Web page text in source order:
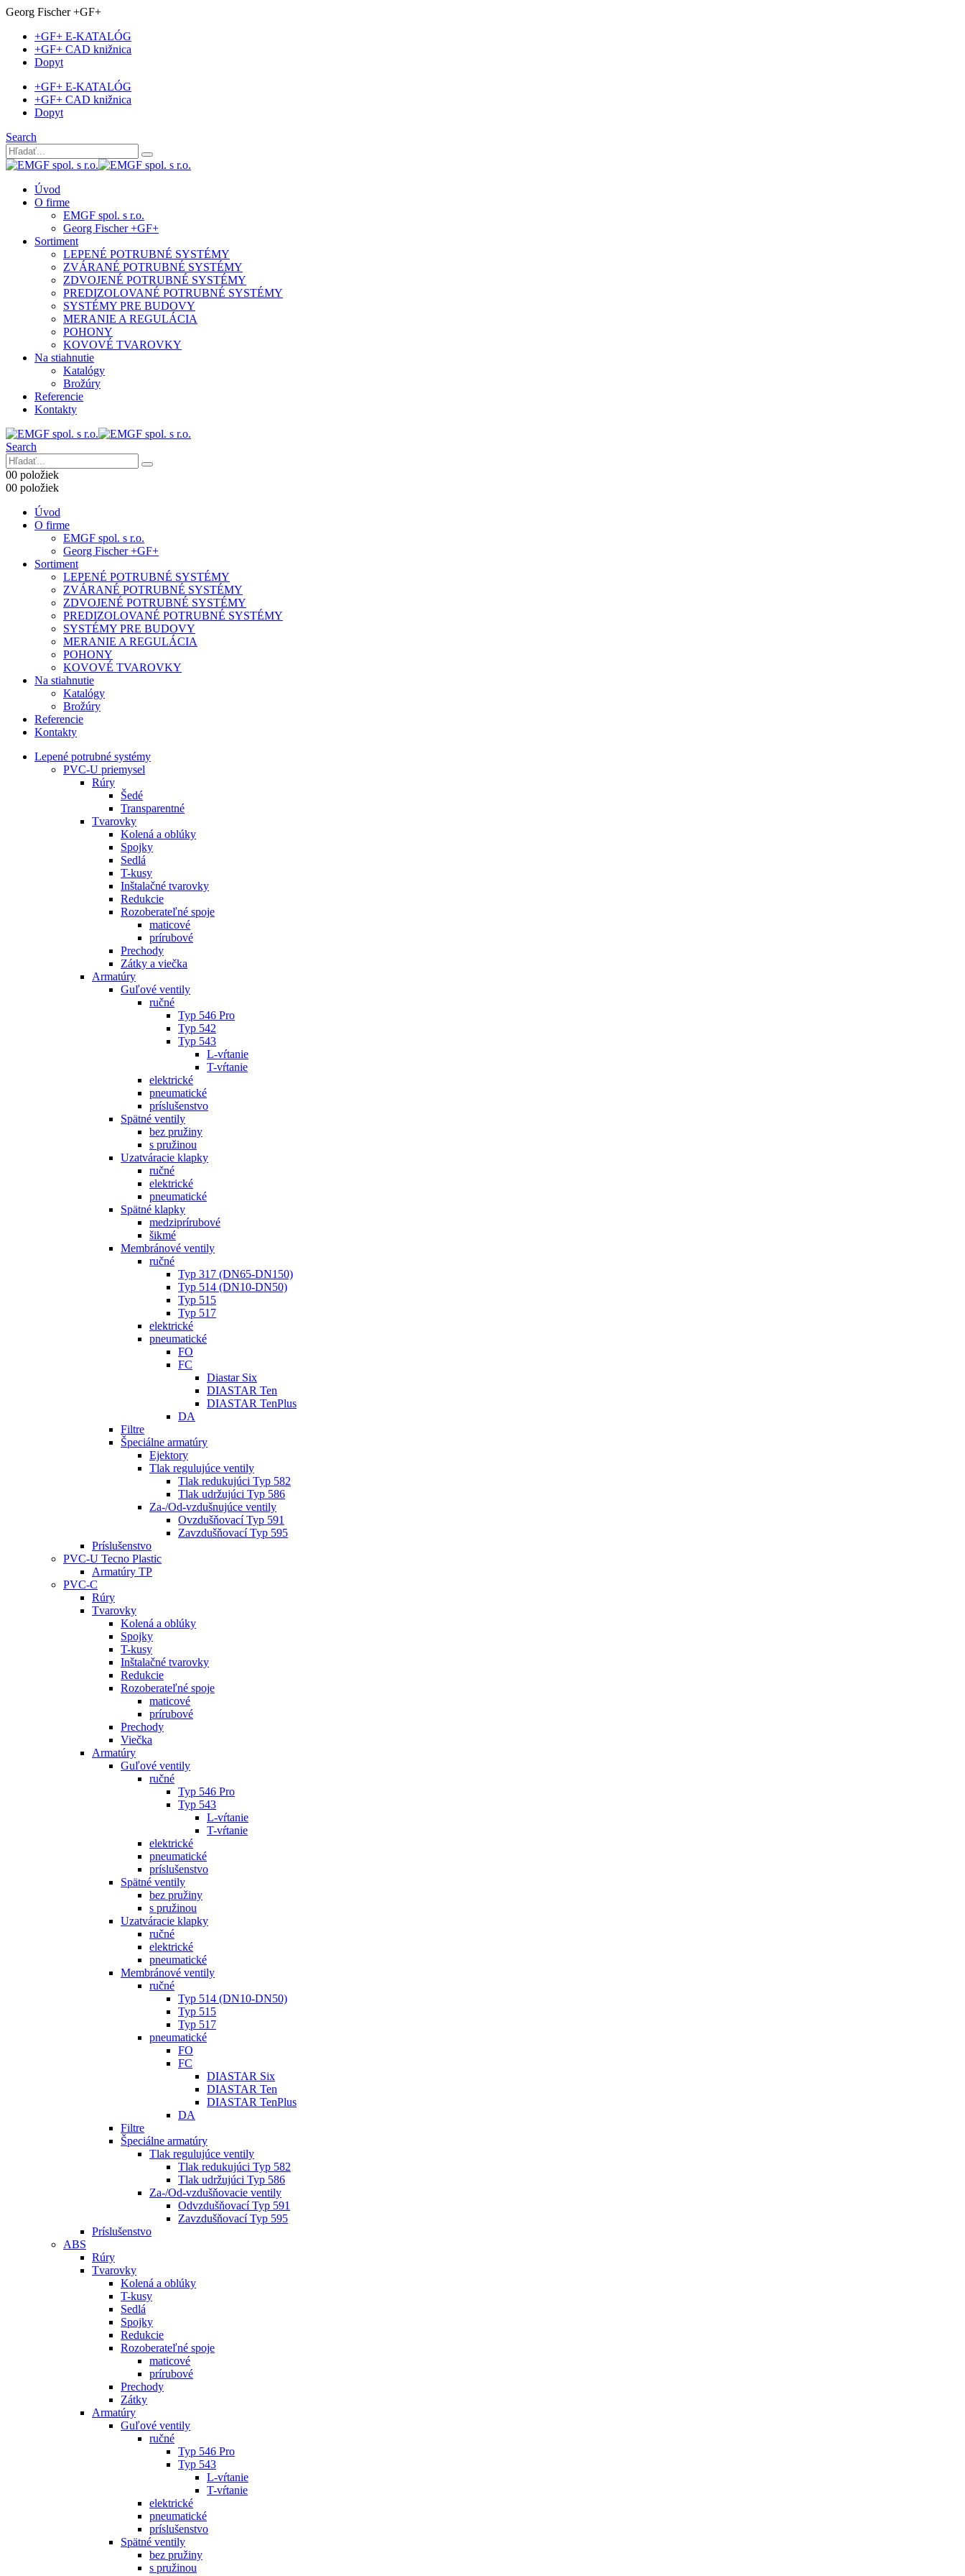
Georg Fischer +GF+
+GF+ E-KATALÓG
+GF+ CAD knižnica
Dopyt
+GF+ E-KATALÓG
+GF+ CAD knižnica
Dopyt
Search
Úvod
O firme
EMGF spol. s r.o.
Georg Fischer +GF+
Sortiment
LEPENÉ POTRUBNÉ SYSTÉMY
ZVÁRANÉ POTRUBNÉ SYSTÉMY
ZDVOJENÉ POTRUBNÉ SYSTÉMY
PREDIZOLOVANÉ POTRUBNÉ SYSTÉMY
SYSTÉMY PRE BUDOVY
MERANIE A REGULÁCIA
POHONY
KOVOVÉ TVAROVKY
Na stiahnutie
Katalógy
Brožúry
Referencie
Kontakty
Search
00 položiek
00 položiek
Úvod
O firme
EMGF spol. s r.o.
Georg Fischer +GF+
Sortiment
LEPENÉ POTRUBNÉ SYSTÉMY
ZVÁRANÉ POTRUBNÉ SYSTÉMY
ZDVOJENÉ POTRUBNÉ SYSTÉMY
PREDIZOLOVANÉ POTRUBNÉ SYSTÉMY
SYSTÉMY PRE BUDOVY
MERANIE A REGULÁCIA
POHONY
KOVOVÉ TVAROVKY
Na stiahnutie
Katalógy
Brožúry
Referencie
Kontakty
Lepené potrubné systémy
PVC-U priemysel
Rúry
Šedé
Transparentné
Tvarovky
Kolená a oblúky
Spojky
Sedlá
T-kusy
Inštalačné tvarovky
Redukcie
Rozoberateľné spoje
maticové
prírubové
Prechody
Zátky a viečka
Armatúry
Guľové ventily
ručné
Typ 546 Pro
Typ 542
Typ 543
L-vŕtanie
T-vŕtanie
elektrické
pneumatické
príslušenstvo
Spätné ventily
bez pružiny
s pružinou
Uzatváracie klapky
ručné
elektrické
pneumatické
Spätné klapky
medziprírubové
šikmé
Membránové ventily
ručné
Typ 317 (DN65-DN150)
Typ 514 (DN10-DN50)
Typ 515
Typ 517
elektrické
pneumatické
FO
FC
Diastar Six
DIASTAR Ten
DIASTAR TenPlus
DA
Filtre
Špeciálne armatúry
Ejektory
Tlak regulujúce ventily
Tlak redukujúci Typ 582
Tlak udržujúci Typ 586
Za-/Od-vzdušnujúce ventily
Ovzdušňovací Typ 591
Zavzdušňovací Typ 595
Príslušenstvo
PVC-U Tecno Plastic
Armatúry TP
PVC-C
Rúry
Tvarovky
Kolená a oblúky
Spojky
T-kusy
Inštalačné tvarovky
Redukcie
Rozoberateľné spoje
maticové
prírubové
Prechody
Viečka
Armatúry
Guľové ventily
ručné
Typ 546 Pro
Typ 543
L-vŕtanie
T-vŕtanie
elektrické
pneumatické
príslušenstvo
Spätné ventily
bez pružiny
s pružinou
Uzatváracie klapky
ručné
elektrické
pneumatické
Membránové ventily
ručné
Typ 514 (DN10-DN50)
Typ 515
Typ 517
pneumatické
FO
FC
DIASTAR Six
DIASTAR Ten
DIASTAR TenPlus
DA
Filtre
Špeciálne armatúry
Tlak regulujúce ventily
Tlak redukujúci Typ 582
Tlak udržujúci Typ 586
Za-/Od-vzdušňovacie ventily
Odvzdušňovací Typ 591
Zavzdušňovací Typ 595
Príslušenstvo
ABS
Rúry
Tvarovky
Kolená a oblúky
T-kusy
Sedlá
Spojky
Redukcie
Rozoberateľné spoje
maticové
prírubové
Prechody
Zátky
Armatúry
Guľové ventily
ručné
Typ 546 Pro
Typ 543
L-vŕtanie
T-vŕtanie
elektrické
pneumatické
príslušenstvo
Spätné ventily
bez pružiny
s pružinou